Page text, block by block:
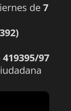
de7
419395/97